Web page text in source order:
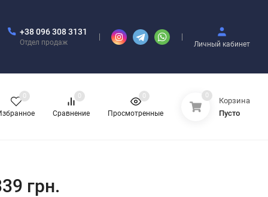
+38 096 308 3131
Отдел продаж Личный кабинет
0
Сравнение
0
Просмотренные
0 0
Корзина
Пусто
грн.